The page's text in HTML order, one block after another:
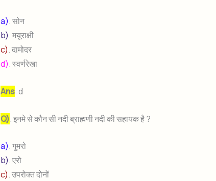
a). सोन
b). मयूराक्षी
c). दामोदर
d). स्वर्णरेखा
Ans. d
Q). इनमे से कौन सी नदी ब्राह्मणी नदी की सहायक है ?
a). गुमरो
b). एरो
c). उपरोक्त दोनों